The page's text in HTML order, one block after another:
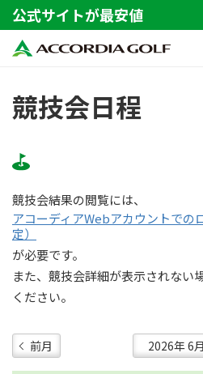
公式サイトが最安値
競技会日程
競技会結果の閲覧には、
アコーディアWebアカウントでの
定）
が必要です。
また、競技会詳細が表示されない
ください。
前月